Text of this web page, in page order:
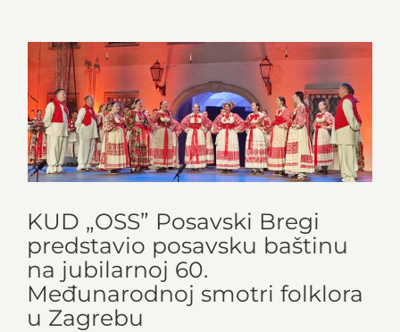
KUD „OSS” Posavski Bregi
predstavio posavsku baštinu
na jubilarnoj 60.
Međunarodnoj smotri folklora
u Zagrebu